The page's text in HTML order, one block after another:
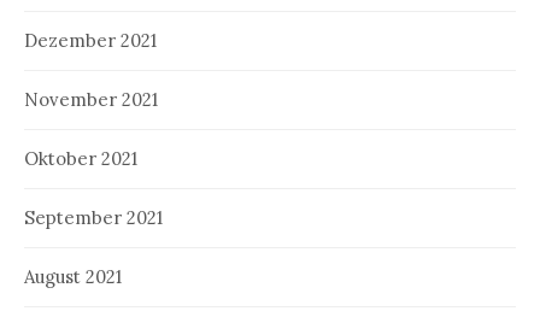
Dezember 2021
November 2021
Oktober 2021
September 2021
August 2021